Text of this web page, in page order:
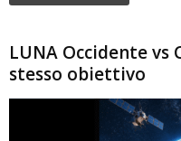
LUNA Occidente vs
stesso obiettivo